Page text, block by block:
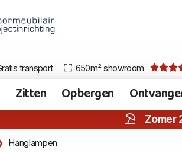
transport 650m² showroom
Zitten Opbergen
Zomer
Hanglampen